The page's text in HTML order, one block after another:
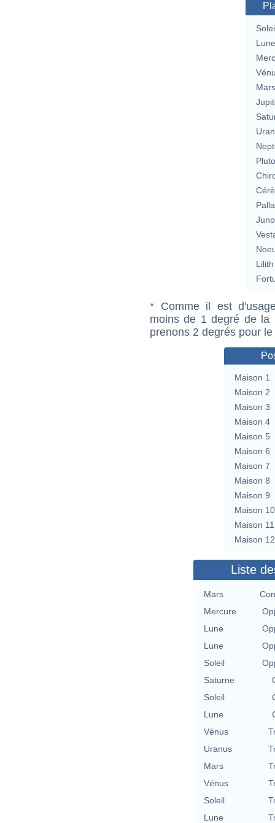
Lune
Mars
Lilith
* Comme il est
moins de 1 degré de la
prenons 2 degrés pour
Maison 1
Maison 2
Maison 3
Maison 4
Maison 5
Maison 6
Maison 7
Maison 8
Maison 9
Maison 10
Maison 11
Maison 12
Liste
Mars
Mercure
Lune
Lune
Soleil
Saturne
Soleil
Lune
Vénus
Uranus
Mars
Vénus
Soleil
Lune